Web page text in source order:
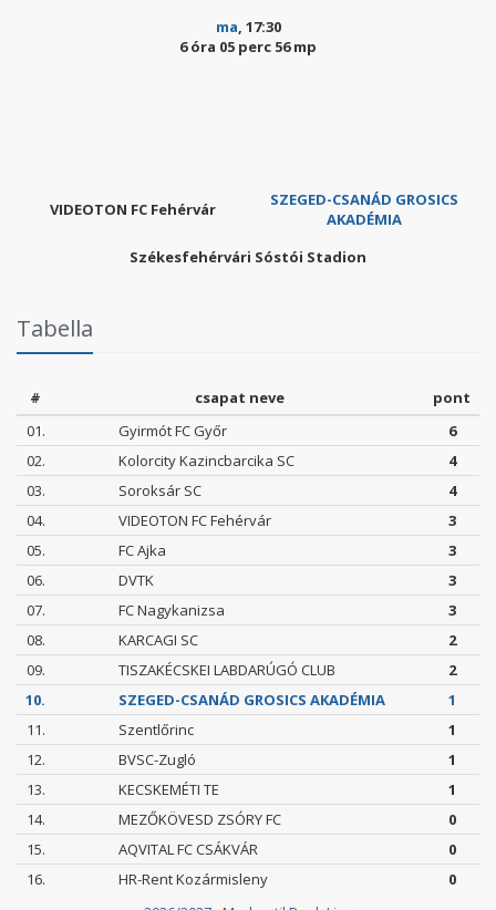
ma, 17:30
6 óra 05 perc 55 mp
VIDEOTON FC Fehérvár
SZEGED-CSANÁD GROSICS
AKADÉMIA
Székesfehérvári Sóstói Stadion
Tabella
# csapat neve
pont
01.
Gyirmót FC Győr
6
02.
Kolorcity Kazincbarcika SC
4
03.
Soroksár SC
4
04.
VIDEOTON FC Fehérvár
3
05.
FC Ajka
3
06.
DVTK
3
07.
FC Nagykanizsa
3
08.
KARCAGI SC
2
09.
TISZAKÉCSKEI LABDARÚGÓ CLUB
2
10.
SZEGED-CSANÁD GROSICS AKADÉMIA
1
11.
Szentlőrinc
1
12.
BVSC-Zugló
1
13.
KECSKEMÉTI TE
1
14.
MEZŐKÖVESD ZSÓRY FC
0
15.
AQVITAL FC CSÁKVÁR
0
16.
HR-Rent Kozármisleny 0